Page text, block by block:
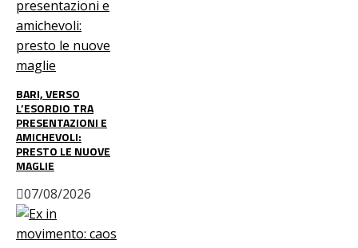
BARI, VERSO
L’ESORDIO TRA
PRESENTAZIONI E
AMICHEVOLI:
PRESTO LE NUOVE
MAGLIE
07/08/2026